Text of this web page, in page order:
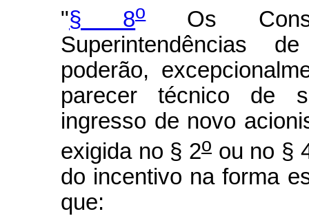
"§ 8oOs
Superintendências
poderão,
parecer técnico de
ingresso de novo
exigida no § 2o ou no §
do incentivo na forma
que: